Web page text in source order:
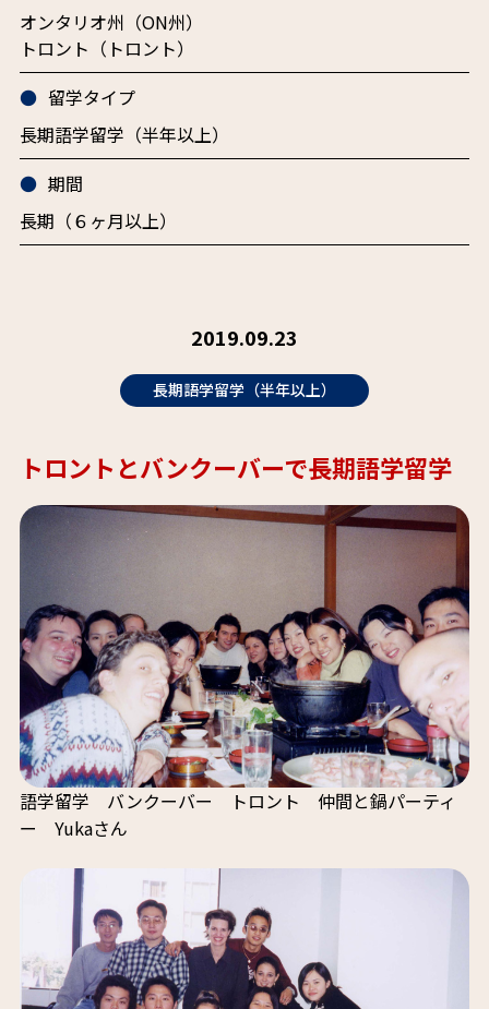
オンタリオ州（ON州）
トロント（トロント）
留学タイプ
長期語学留学（半年以上）
期間
長期（６ヶ月以上）
2019.09.23
長期語学留学（半年以上）
トロントとバンクーバーで長期語学留学
語学留学 バンクーバー トロント 仲間と鍋パーティ
ー Yukaさん